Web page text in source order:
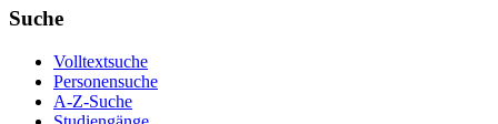
Suche
Volltextsuche
Personensuche
A-Z-Suche